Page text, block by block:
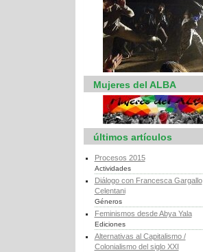
Mujeres del ALBA
últimos artículos
Procesos 2015
Actividades
Diálogo con Francesca Gargallo
Celentani
Géneros
Feminismos desde Abya Yala
Ediciones
Alternativas al Capitalismo /
Colonialismo del siglo XXI